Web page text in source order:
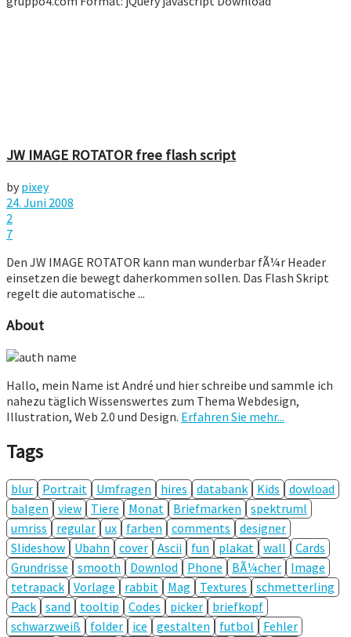
JW IMAGE ROTATOR free flash script
by pixey
24. Juni 2008
2
7
Den JW IMAGE ROTATOR kann man wunderbar fÃ¼r Header
einsetzen die bewegt daherkommen sollen. Das Flash Skript
regelt die automatische ...
About
Hallo, mein Name ist André und hier schreibe und sammle ich
nahezu täglich Wissenswertes zum Thema Webdesign,
Illustration, Web 2.0 und Design. Erfahren Sie mehr...
Tags
blur Portrait Umfragen hires databank Kids
dowload
balgen
view Tiere Monat Briefmarken
spektruml
umriss
regular ux farben comments
designer
Slideshow
Ubahn cover Ascii fun plakat wall
Cards
Grundrisse
smooth Downlod Phone BÃ¼cher
Image
tetrapack Vorlage rabbit Mag Textures
schmetterling
Pack sand tooltip Codes picker
briefkopf
schwarzweiß
folder ice gestalten futbol
Fehler